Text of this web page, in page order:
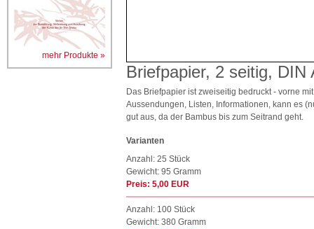
mehr Produkte »
Briefpapier, 2 seitig, DIN
Das Briefpapier ist zweiseitig bedruckt - vorne
Aussendungen, Listen, Informationen, kann es
gut aus, da der Bambus bis zum Seitrand geht.
Varianten
Anzahl: 25 Stück
Gewicht: 95 Gramm
Preis: 5,00 EUR
Anzahl: 100 Stück
Gewicht: 380 Gramm